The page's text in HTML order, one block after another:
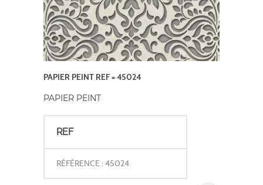
PAPIER PEINT REF = 45024
PAPIER PEINT
REF
RÉFÉRENCE : 45024